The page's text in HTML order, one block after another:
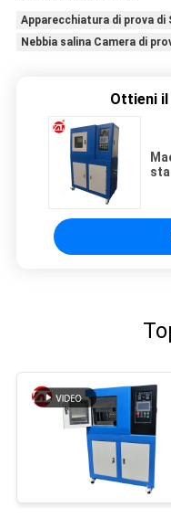
Apparecchiatura di prova di
Nebbia salina Camera di
Ottieni